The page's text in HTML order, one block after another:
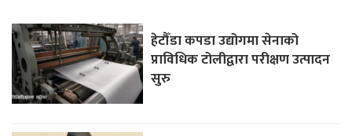
हेटौँडा कपडा उद्योगमा सेनाको
प्राविधिक टोलीद्वारा परीक्षण उत्पादन
सुरु